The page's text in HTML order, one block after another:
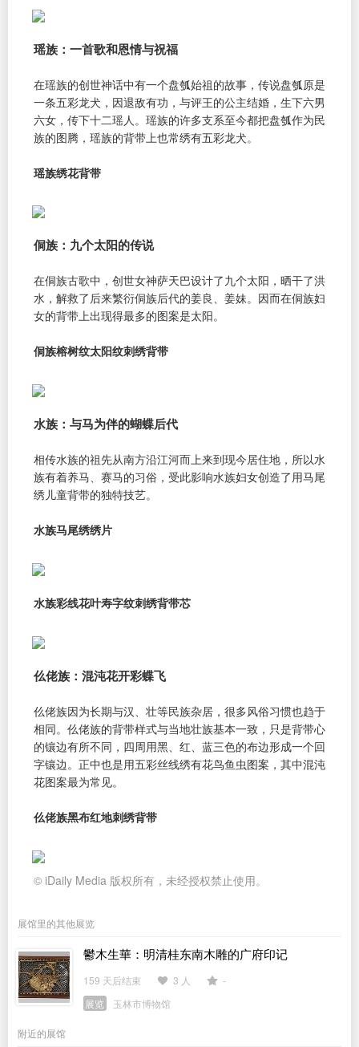
瑶族：一首歌和恩情与祝福
在瑶族的创世神话中有一个盘瓠始祖的故事，传说盘瓠原是
一条五彩龙犬，因退敌有功，与评王的公主结婚，生下六男
六女，传下十二瑶人。瑶族的许多支系至今都把盘瓠作为民
族的图腾，瑶族的背带上也常绣有五彩龙犬。
瑶族绣花背带
侗族：九个太阳的传说
在侗族古歌中，创世女神萨天巴设计了九个太阳，晒干了洪
水，解救了后来繁衍侗族后代的姜良、姜妹。因而在侗族妇
女的背带上出现得最多的图案是太阳。
侗族榕树纹太阳纹刺绣背带
水族：与马为伴的蝴蝶后代
相传水族的祖先从南方沿江河而上来到现今居住地，所以水
族有着养马、赛马的习俗，受此影响水族妇女创造了用马尾
绣儿童背带的独特技艺。
水族马尾绣绣片
水族彩线花叶寿字纹刺绣背带芯
仫佬族：混沌花开彩蝶飞
仫佬族因为长期与汉、壮等民族杂居，很多风俗习惯也趋于
相同。仫佬族的背带样式与当地壮族基本一致，只是背带心
的镶边有所不同，四周用黑、红、蓝三色的布边形成一个回
字镶边。正中也是用五彩丝线绣有花鸟鱼虫图案，其中混沌
花图案最为常见。
仫佬族黑布红地刺绣背带
© iDaily Media 版权所有，未经授权禁止使用。
展馆里的其他展览
鬱木生華：明清桂东南木雕的广府印记
159 天后结束 3 人
-
展览
玉林市博物馆
附近的展馆